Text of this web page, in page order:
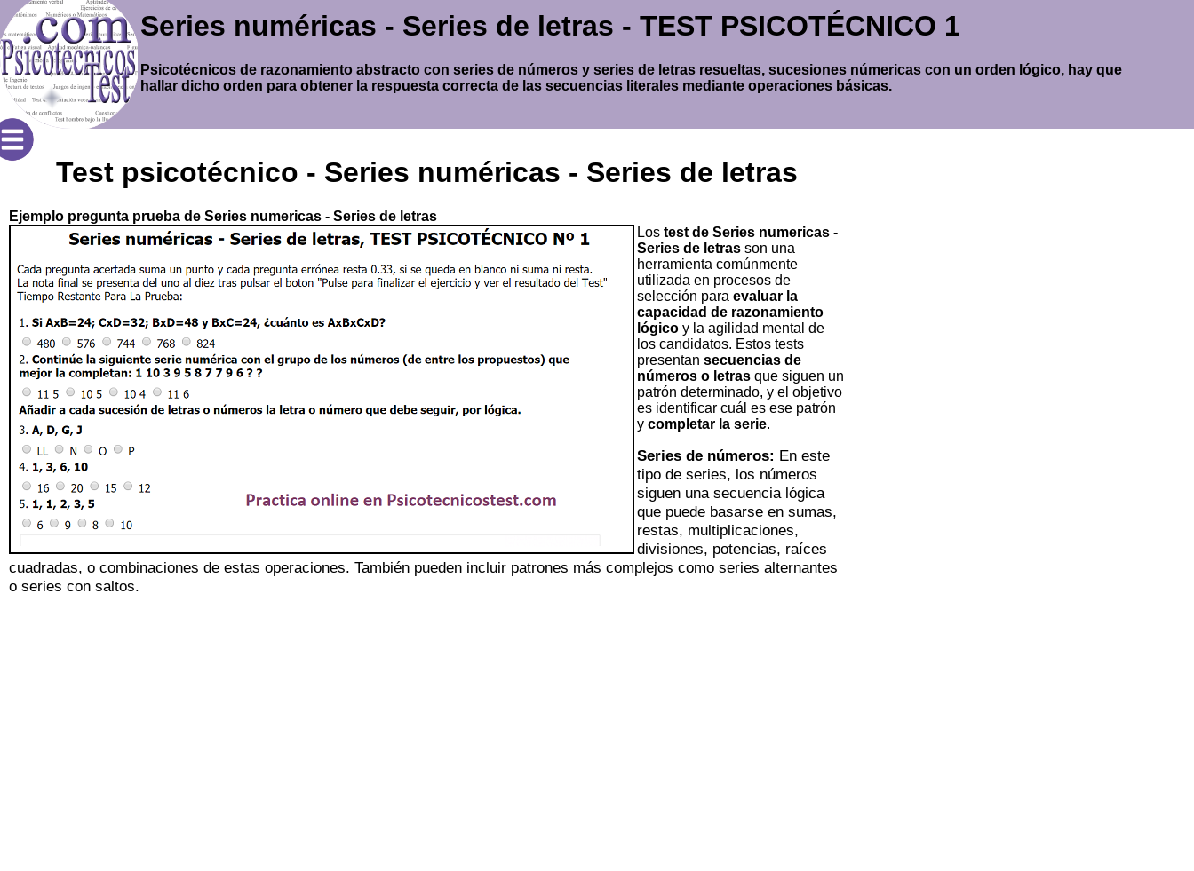
Series numéricas - Series de letras - TEST PSICOTÉCNICO 1
Psicotécnicos de razonamiento abstracto con series de números y series de letras resueltas, sucesiones númericas con un orden lógico, hay que
hallar dicho orden para obtener la respuesta correcta de las secuencias literales mediante operaciones básicas.
Test psicotécnico - Series numéricas - Series de letras
Ejemplo pregunta prueba de Series numericas - Series de letras
Los test de Series numericas -
Series de letras son una
herramienta comúnmente
utilizada en procesos de
selección para evaluar la
capacidad de razonamiento
lógico y la agilidad mental de
los candidatos. Estos tests
presentan secuencias de
números o letras que siguen un
patrón determinado, y el objetivo
es identificar cuál es ese patrón
y completar la serie.
Series de números: En este
tipo de series, los números
siguen una secuencia lógica
que puede basarse en sumas,
restas, multiplicaciones,
divisiones, potencias, raíces
cuadradas, o combinaciones de estas operaciones. También pueden incluir patrones más complejos como series alternantes
o series con saltos.